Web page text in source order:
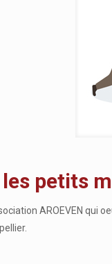
petits
AROEVEN